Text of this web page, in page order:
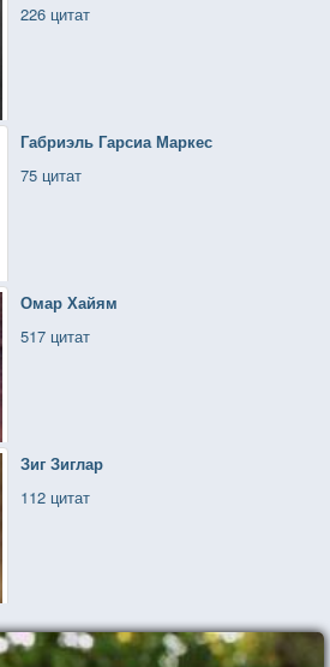
226 цитат
Габриэль Гарсиа Маркес
75 цитат
Омар Хайям
517 цитат
Зиг Зиглар
112 цитат